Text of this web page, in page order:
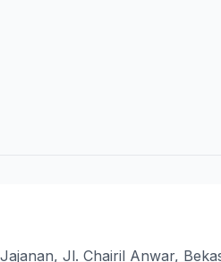
Jl. Chairil Anwar,